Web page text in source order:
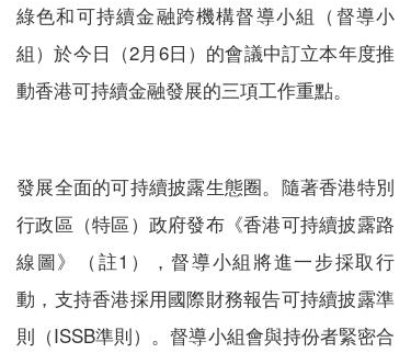
o
n
綠色和可持續金融跨機構督導小組（督導小
組）於今日（2月6日）的會議中訂立本年度推
動香港可持續金融發展的三項工作重點。
發展全面的可持續披露生態圈。隨著香港特別
行政區（特區）政府發布《香港可持續披露路
線圖》（註1），督導小組將進一步採取行
動，支持香港採用國際財務報告可持續披露準
則（ISSB準則）。督導小組會與持份者緊密合